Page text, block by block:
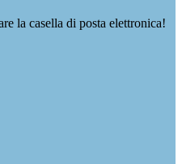
la casella di posta elettronica!